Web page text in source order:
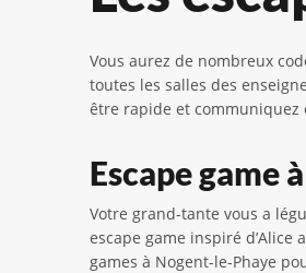
Vous aurez de nombreux
toutes les salles des
être rapide et communiquez
Escape game
Votre grand-tante vous a
escape game inspiré
games à Nogent-le-Phaye